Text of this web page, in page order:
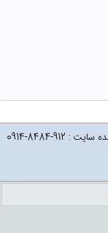
شماره تماس جهت پشتیبانی از فایل های خریداری شده سایت : 912-8484-0914